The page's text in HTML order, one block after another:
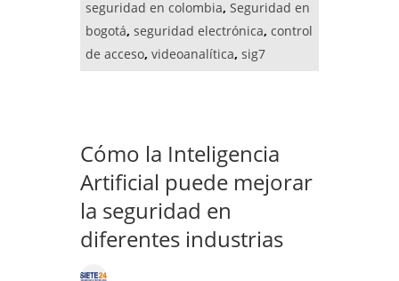
seguridad en colombia, Seguridad en
bogotá, seguridad electrónica, control
de acceso, videoanalítica, sig7
Cómo la Inteligencia
Artificial puede mejorar
la seguridad en
diferentes industrias